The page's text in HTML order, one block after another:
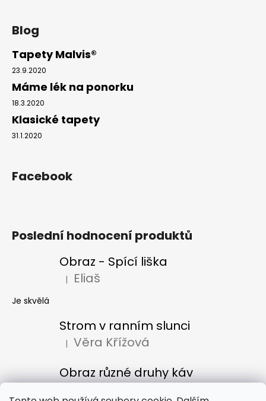
Blog
Tapety Malvis®
23.9.2020
Máme lék na ponorku
18.3.2020
Klasické tapety
31.1.2020
Facebook
Poslední hodnocení produktů
Obraz - Spící liška
Hodnocení produktu je 5 z 5 hvězdiček.
| Eliaš
Je skvělá
Strom v ranním slunci
Hodnocení produktu je 5 z 5 hvězdiček.
| Věra Křížová
Obraz různé druhy káv
Hodnocení produktu je 5 z 5 hvězdiček.